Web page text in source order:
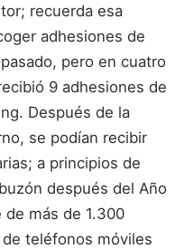
recuerda esa
adhesiones de
pero en cuatro
9 adhesiones de
Después de la
se podían recibir
a principios de
después del Año
de más de 1.300
teléfonos móviles